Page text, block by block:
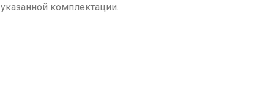
указанной комплектации.